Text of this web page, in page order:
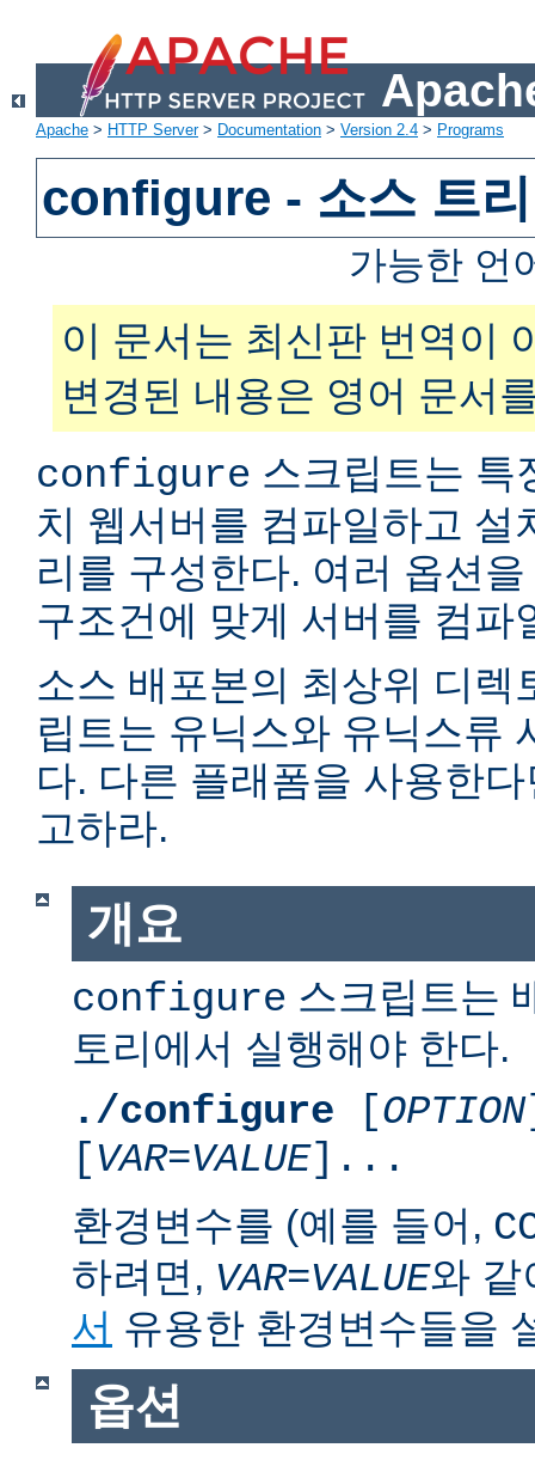
Apache > HTTP Server> Documentation > Version 2.4 > Programs
configure - 소스 트
가능한 언
이 문서는 최신판 번역이
변경된 내용은 영어 문서
configure 스크립트는 특
치 웹서버를 컴파일하고 설
리를 구성한다. 여러 옵션
구조건에 맞게 서버를 컴파
소스 배포본의 최상위 디렉
립트는 유닉스와 유닉스류
다. 다른 플래폼을 사용한
고하라.
개요
configure 스크립트는
토리에서 실행해야 한다.
./configure [OPTION
[VAR=VALUE]...
환경변수를 (예를 들어,
하려면, VAR=VALUE와
서 유용한 환경변수들을
옵션